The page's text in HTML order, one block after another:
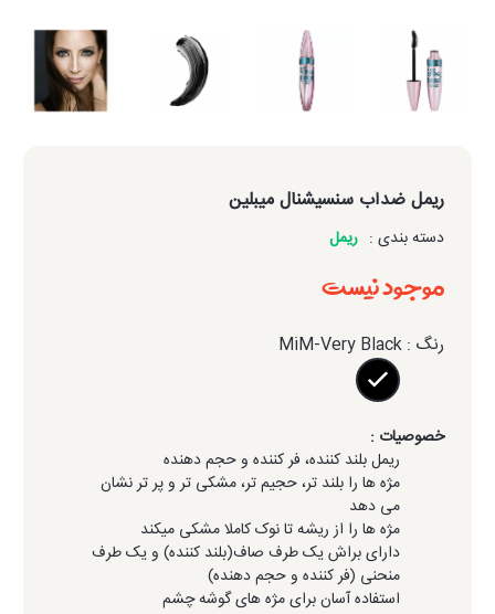
ریمل ضدآب سنسیشنال میبلین
دسته بندی : ریمل
موجود نیست
رنگ : MiM-Very Black
خصوصیات :
ریمل بلند کننده، فر کننده و حجم دهنده
مژه ها را بلند تر، حجیم تر، مشکی تر و پر تر نشان
می دهد
مژه ها را از ریشه تا نوک کاملا مشکی میکند
دارای براش یک طرف صاف(بلند کننده) و یک طرف
منحنی (فر کننده و حجم دهنده)
استفاده آسان برای مژه های گوشه چشم